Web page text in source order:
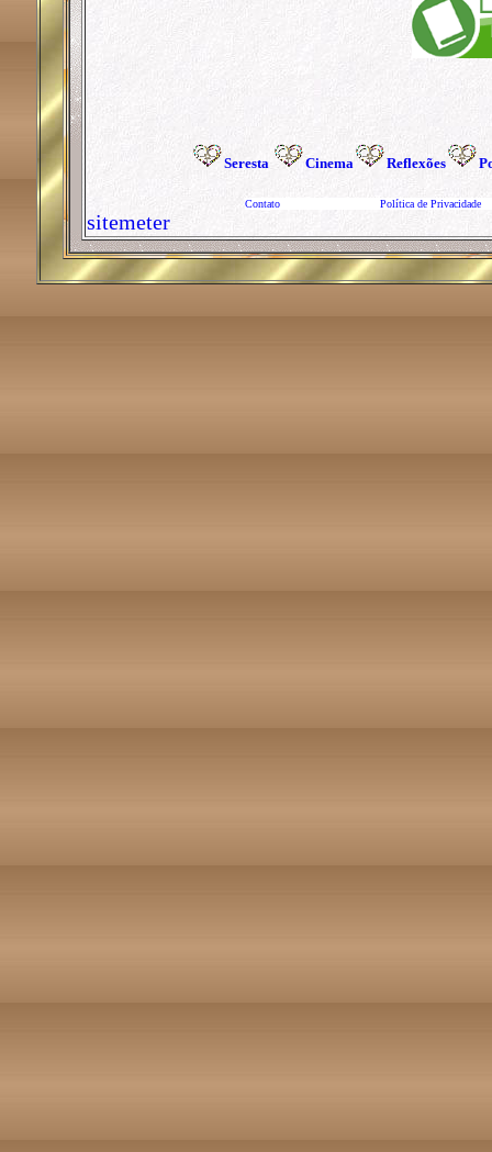
Seresta Cinema Reflexões
Contato Política de Privacidade
sitemeter